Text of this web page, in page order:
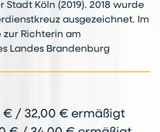
Stadt Köln (2019). 2018 wurde
ausgezeichnet. Im
Richterin am
Landes Brandenburg
€ / 32,00 € ermäßigt